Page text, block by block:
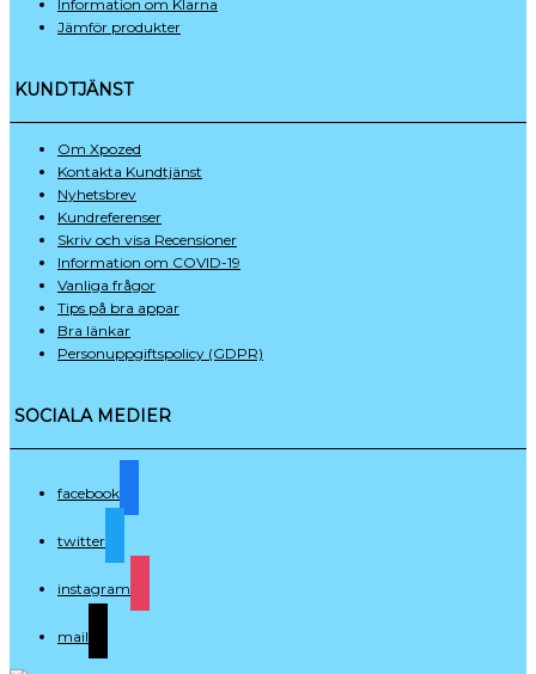
Information om Klarna
Jämför produkter
KUNDTJÄNST
Om Xpozed
Kontakta Kundtjänst
Nyhetsbrev
Kundreferenser
Skriv och visa Recensioner
Information om COVID-19
Vanliga frågor
Tips på bra appar
Bra länkar
Personuppgifts­policy (GDPR)
SOCIALA MEDIER
facebook
twitter
instagram
mail